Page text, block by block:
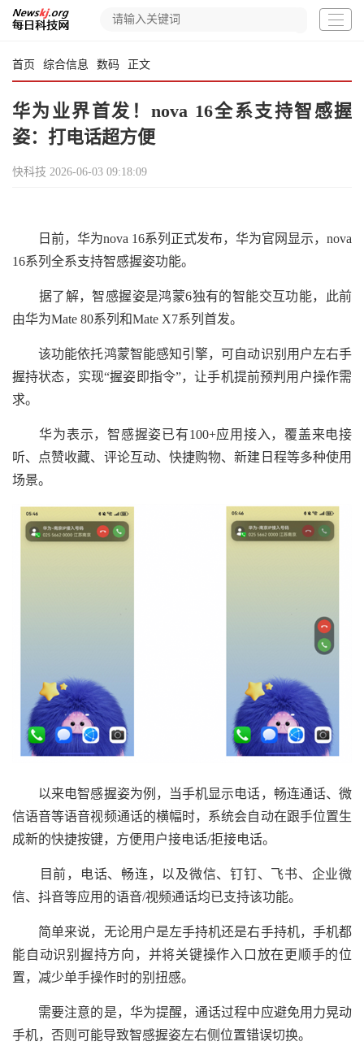
首页 综合信息 数码 正文
华为业界首发！nova 16全系支持智感握
姿：打电话超方便
快科技 2026-06-03 09:18:09
日前，华为nova 16系列正式发布，华为官网显示，nova
16系列全系支持智感握姿功能。
据了解，智感握姿是鸿蒙6独有的智能交互功能，此前
由华为Mate 80系列和Mate X7系列首发。
该功能依托鸿蒙智能感知引擎，可自动识别用户左右手
握持状态，实现“握姿即指令”，让手机提前预判用户操作需
求。
华为表示，智感握姿已有100+应用接入，覆盖来电接
听、点赞收藏、评论互动、快捷购物、新建日程等多种使用
场景。
以来电智感握姿为例，当手机显示电话，畅连通话、微
信语音等语音视频通话的横幅时，系统会自动在跟手位置生
成新的快捷按键，方便用户接电话/拒接电话。
目前，电话、畅连，以及微信、钉钉、飞书、企业微
信、抖音等应用的语音/视频通话均已支持该功能。
简单来说，无论用户是左手持机还是右手持机，手机都
能自动识别握持方向，并将关键操作入口放在更顺手的位
置，减少单手操作时的别扭感。
需要注意的是，华为提醒，通话过程中应避免用力晃动
手机，否则可能导致智感握姿左右侧位置错误切换。